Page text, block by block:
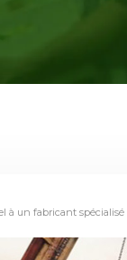
à un fabricant spécialisé